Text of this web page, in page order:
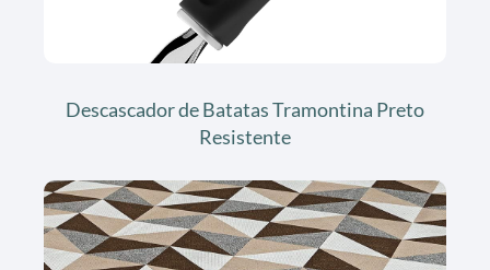
Descascador de Batatas Tramontina Preto
Resistente